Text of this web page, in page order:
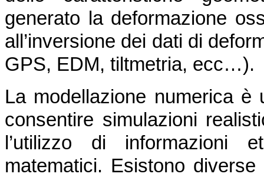
generato la deformazione
all’inversione dei dati di
GPS, EDM, tiltmetria, ecc…).
La modellazione numerica
consentire simulazioni
l’utilizzo di informazioni
matematici. Esistono